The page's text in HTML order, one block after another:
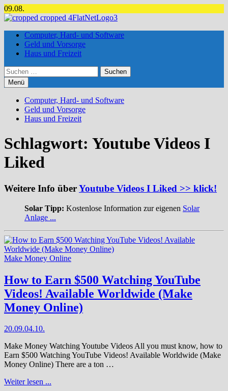
Zum
Inhalt
09.08.
Computer, Hard- und Software
Geld und Vorsorge
Haus und Freizeit
Suchen
nach:
Menü
Computer, Hard- und Software
Geld und Vorsorge
Haus und Freizeit
Schlagwort: Youtube Videos I
Liked
Weitere Info überYoutube Videos I Liked >> klick!
Solar Tipp: Kostenlose Information zur eigenen Solar
Anlage ...
Make Money Online
How to Earn $500 Watching YouTube
Videos! Available Worldwide (Make
Money Online)
20.09.04.10.
Make Money Watching Youtube Videos All you must know, how to
Earn $500 Watching YouTube Videos! Available Worldwide (Make
Money Online) There are a ton …
Weiter lesen ...